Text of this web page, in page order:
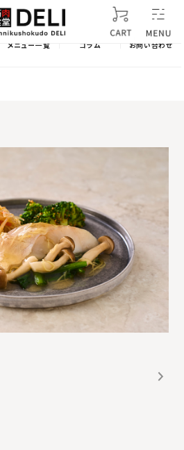
メニュー一覧 コラム お問い合わせ